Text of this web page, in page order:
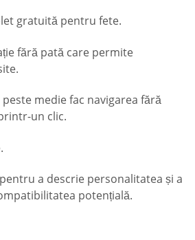
gratuită pentru fete.
fără pată care permite
medie fac navigarea fără
un clic.
a descrie personalitatea și a
potențială.